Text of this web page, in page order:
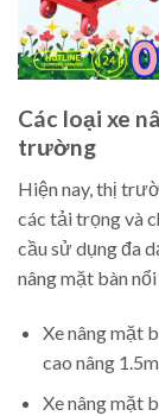
Các loại xe
trường
Hiện nay, thị
các tải trọng và
cầu sử dụng đa
nâng mặt bàn
Xe nâng mặt
cao nâng
Xe nâng mặt